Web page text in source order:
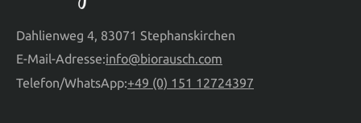
Dahlienweg 4, 83071 Stephanskirchen
E-Mail-Adresse:info@biorausch.com
Telefon/WhatsApp:+49 (0) 151 12724397